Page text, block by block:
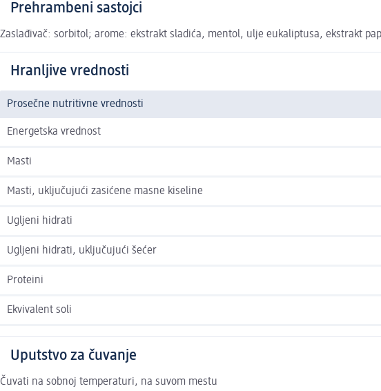
Prehrambeni sastojci
Zaslađivač: sorbitol; arome: ekstrakt sladića, mentol, ulje eukaliptusa, ekstrakt
Hranljive vrednosti
Prosečne nutritivne vrednosti
Energetska vrednost
Masti
Masti, uključujući zasićene masne kiseline
Ugljeni hidrati
Ugljeni hidrati, uključujući šećer
Proteini
Ekvivalent soli
Uputstvo za čuvanje
Čuvati na sobnoj temperaturi, na suvom mestu